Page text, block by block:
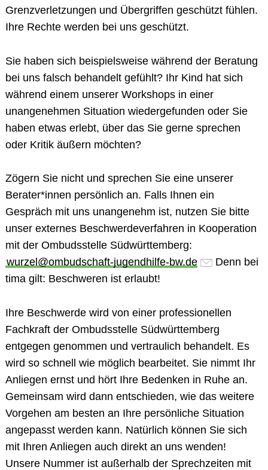
Grenzverletzungen und Übergriffen geschützt fühlen.
Ihre Rechte werden bei uns geschützt.
Sie haben sich beispielsweise während der Beratung
bei uns falsch behandelt gefühlt? Ihr Kind hat sich
während einem unserer Workshops in einer
unangenehmen Situation wiedergefunden oder Sie
haben etwas erlebt, über das Sie gerne sprechen
oder Kritik äußern möchten?
Zögern Sie nicht und sprechen Sie eine unserer
Berater*innen persönlich an. Falls Ihnen ein
Gespräch mit uns unangenehm ist, nutzen Sie bitte
unser externes Beschwerdeverfahren in Kooperation
mit der Ombudsstelle Südwürttemberg:
wurzel@ombudschaft-jugendhilfe-bw.de
Denn bei
tima gilt: Beschweren ist erlaubt!
Ihre Beschwerde wird von einer professionellen
Fachkraft der Ombudsstelle Südwürttemberg
entgegen genommen und vertraulich behandelt. Es
wird so schnell wie möglich bearbeitet. Sie nimmt Ihr
Anliegen ernst und hört Ihre Bedenken in Ruhe an.
Gemeinsam wird dann entschieden, wie das weitere
Vorgehen am besten an Ihre persönliche Situation
angepasst werden kann. Natürlich können Sie sich
mit Ihren Anliegen auch direkt an uns wenden!
Unsere Nummer ist außerhalb der Sprechzeiten mit